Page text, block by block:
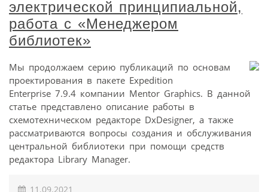
электрической принципиальной,
работа с «Менеджером
библиотек»
Мы продолжаем серию публикаций по основам
проектирования в пакете Expedition
Enterprise 7.9.4 компании Mentor Graphics. В данной
статье представлено описание работы в
схемотехническом редакторе DxDesigner, а также
рассматриваются вопросы создания и обслуживания
центральной библиотеки при помощи средств
редактора Library Manager.
11.09.2021